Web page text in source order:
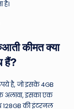
है।
कीमत क्या
हैं?
है, जो इसके 4GB
अलावा, इसका एक
128GB की इंटरनल